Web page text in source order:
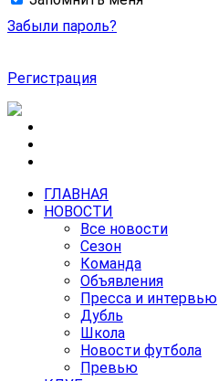
Забыли пароль?
Регистрация
ГЛАВНАЯ
НОВОСТИ
Все новости
Сезон
Команда
Объявления
Пресса и интервью
Дубль
Школа
Новости футбола
Превью